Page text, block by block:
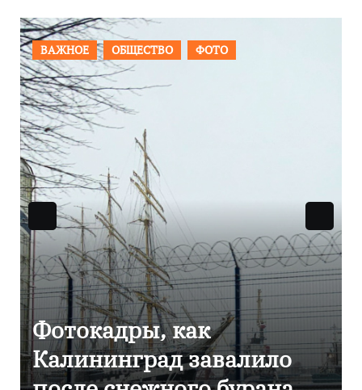
ПРОИСШЕСТВИЯ ФОТО
Фоторепортаж как в
Калининграде